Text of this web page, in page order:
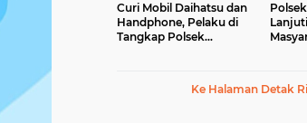
Curi Mobil Daihatsu dan
Handphone, Pelaku di
Tangkap Polsek
Ke Halaman Detak